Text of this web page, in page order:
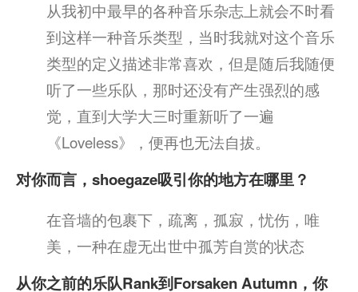
从我初中最早的各种音乐杂志上就会不时看
到这样一种音乐类型，当时我就对这个音乐
类型的定义描述非常喜欢，但是随后我随便
听了一些乐队，那时还没有产生强烈的感
觉，直到大学大三时重新听了一遍
《Loveless》，便再也无法自拔。
对你而言，shoegaze吸引你的地方在哪里？
在音墙的包裹下，疏离，孤寂，忧伤，唯
美，一种在虚无出世中孤芳自赏的状态
从你之前的乐队Rank到Forsaken Autumn，你